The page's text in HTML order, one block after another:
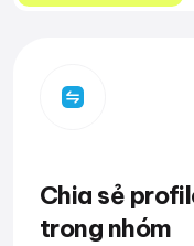
Chia sẻ
trong nhóm